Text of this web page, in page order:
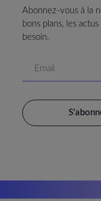
Abonnez-vous à la
bons plans, les
besoin.